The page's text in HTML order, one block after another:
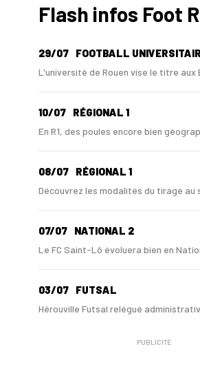
Flash infos Foot
29/07 FOOTBALL
L'université de Rouen vise le titre aux
10/07 RÉGIONAL 1
En R1, des poules encore bien
08/07 RÉGIONAL 1
Découvrez les modalités du tirage au
07/07 NATIONAL 2
Le FC Saint-Lô évoluera bien en
03/07 FUTSAL
Hérouville Futsal relégué
PUBLICITÉ